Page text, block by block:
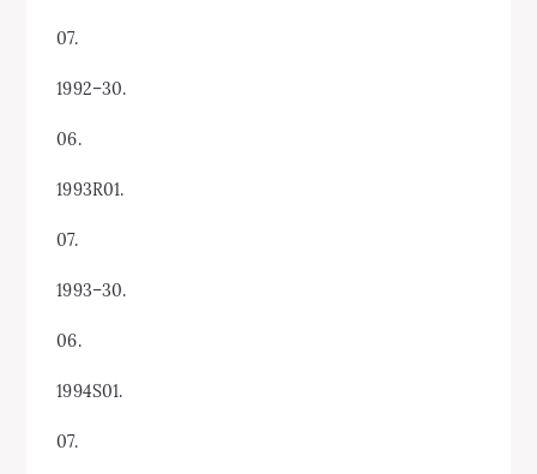
07.
1992–30.
06.
1993R01.
07.
1993–30.
06.
1994S01.
07.